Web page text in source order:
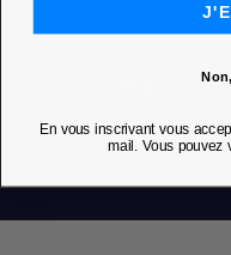
NOS BOUTIQUES
En vous inscrivant vous
mail. Vous pouvez